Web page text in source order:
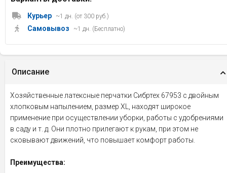
Курьер ~1 дн. (от 300 руб.)
Самовывоз ~1 дн. (Бесплатно)
Описание
Хозяйственные латексные перчатки Сибртех 67953 с двойным
хлопковым напылением, размер XL, находят широкое
применение при осуществлении уборки, работы с удобрениями
в саду и т. д. Они плотно прилегают к рукам, при этом не
сковывают движений, что повышает комфорт работы.
Преимущества: